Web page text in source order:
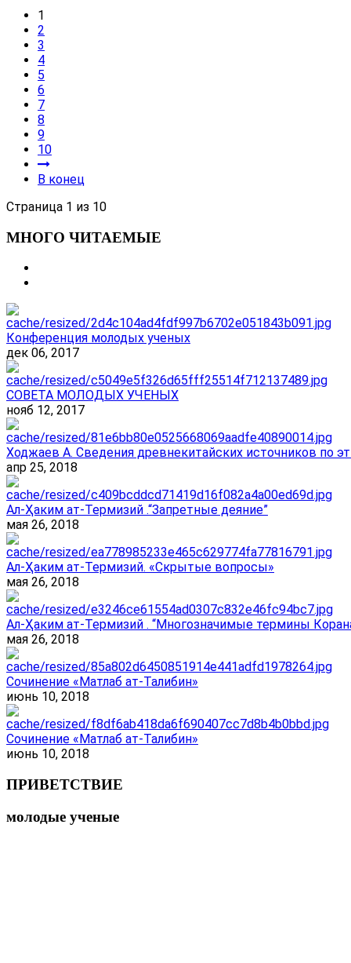
1
2
3
4
5
6
7
8
9
10
В конец
Страница 1 из 10
МНОГО ЧИТАЕМЫЕ
Конференция молодых ученых
дек 06, 2017
СОВЕТА МОЛОДЫХ УЧЕНЫХ
нояб 12, 2017
Ходжаев А. Сведения древнекитайских источников по
апр 25, 2018
Ал-Ҳаким ат-Термизий .“Запретные деяние”
мая 26, 2018
Ал-Ҳаким ат-Термизий. «Скрытые вопросы»
мая 26, 2018
Ал-Ҳаким ат-Термизий . “Многозначимые термины
мая 26, 2018
Сочинение «Матлаб ат-Талибин»
июнь 10, 2018
Сочинение «Матлаб ат-Талибин»
июнь 10, 2018
ПРИВЕТСТВИЕ
молодые ученые